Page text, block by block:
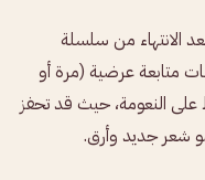
الانتهاء من سلسلة
متابعة عرضية (مرة أو
على النعومة، حيث قد تحفز
شعر جديد وأرق.